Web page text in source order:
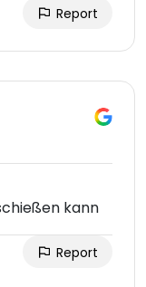
Report
kann
Report